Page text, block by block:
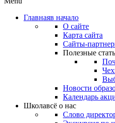
Главнаяв начало
О сайте
Карта сайта
Сайты-
Полезные
Новости
Календарь
Школавсё о нас
Слово